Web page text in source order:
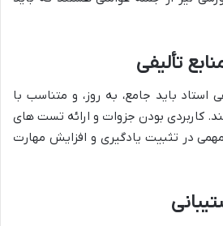
تألیفی
استاد باید جامع، به روز، و متناسب با
کاربردی بودن جزوات و ارائه تست های
در تثبیت یادگیری و افزایش مهارت